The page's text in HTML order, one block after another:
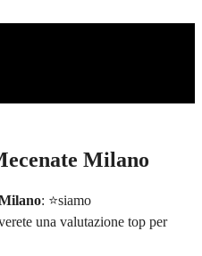
Milano
: ⭐siamo
una valutazione top per